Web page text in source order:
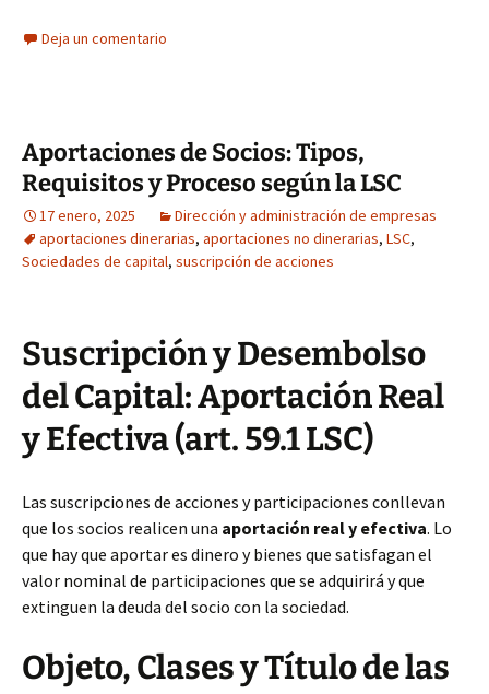
Deja un comentario
Aportaciones de Socios: Tipos,
Requisitos y Proceso según la LSC
17 enero, 2025
Dirección y administración de empresas
aportaciones dinerarias, aportaciones no dinerarias, LSC,
Sociedades de capital, suscripción de acciones
Suscripción y Desembolso
del Capital: Aportación Real
y Efectiva (art. 59.1 LSC)
Las suscripciones de acciones y participaciones conllevan
que los socios realicen una aportación real y efectiva. Lo
que hay que aportar es dinero y bienes que satisfagan el
valor nominal de participaciones que se adquirirá y que
extinguen la deuda del socio con la sociedad.
Objeto, Clases y Título de las